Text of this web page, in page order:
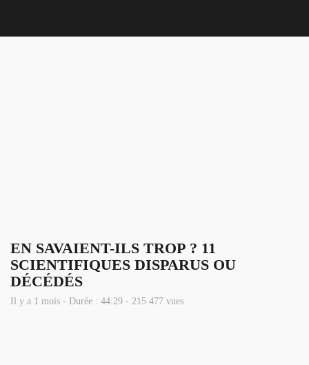
EN SAVAIENT-ILS TROP ? 11
SCIENTIFIQUES DISPARUS OU
DÉCÉDÉS
Il y a 1 mois - Durée : 44:29 - 215 477 vues